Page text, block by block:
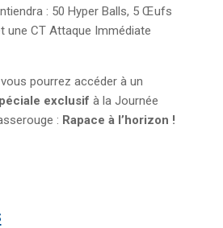
: 50 Hyper Balls, 5 Œufs
une CT Attaque Immédiate
pourrez accéder à un
exclusif à la Journée
: Rapace à l’horizon !